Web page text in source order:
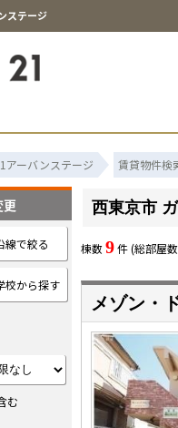
ステージ
アーバンステージ 賃貸物件検
西東京市
棟数9件 (総部屋数
メゾン・
線で絞る
校から探す
む